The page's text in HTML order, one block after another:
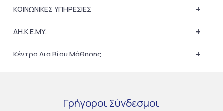
+
ΚΟΙΝΩΝΙΚΕΣ ΥΠΗΡΕΣΙΕΣ
+
ΔΗ.Κ.Ε.ΜΥ.
+
Κέντρο Δια Βίου Μάθησης
Γρήγοροι Σύνδεσμοι